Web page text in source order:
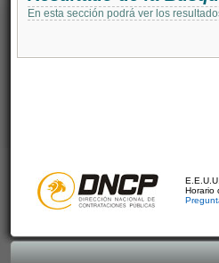
En esta sección podrá ver los
Horario